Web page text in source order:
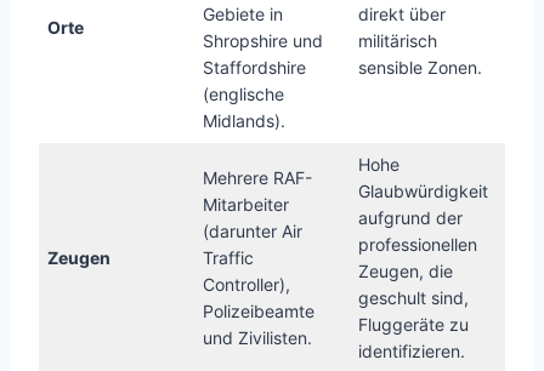
Orte
Gebiete in
Shropshire und
Staffordshire
(englische
Midlands).
direkt über
militärisch
sensible Zonen.
Zeugen
Mehrere RAF-
Mitarbeiter
(darunter Air
Traffic
Controller),
Polizeibeamte
und Zivilisten.
Hohe
Glaubwürdigkeit
aufgrund der
professionellen
Zeugen, die
geschult sind,
Fluggeräte zu
identifizieren.